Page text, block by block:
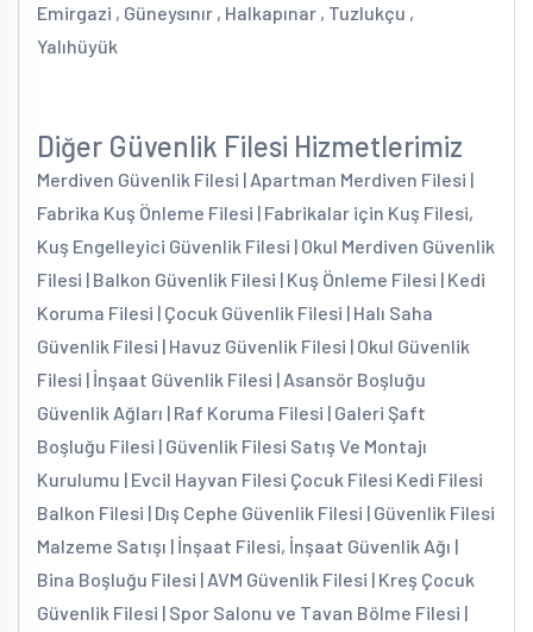
Emirgazi , Güneysınır , Halkapınar , Tuzlukçu ,
Yalıhüyük
Diğer Güvenlik Filesi Hizmetlerimiz
Merdiven Güvenlik Filesi | Apartman Merdiven Filesi |
Fabrika Kuş Önleme Filesi | Fabrikalar için Kuş Filesi,
Kuş Engelleyici Güvenlik Filesi | Okul Merdiven Güvenlik
Filesi | Balkon Güvenlik Filesi | Kuş Önleme Filesi | Kedi
Koruma Filesi | Çocuk Güvenlik Filesi | Halı Saha
Güvenlik Filesi | Havuz Güvenlik Filesi | Okul Güvenlik
Filesi | İnşaat Güvenlik Filesi | Asansör Boşluğu
Güvenlik Ağları | Raf Koruma Filesi | Galeri Şaft
Boşluğu Filesi | Güvenlik Filesi Satış Ve Montajı
Kurulumu | Evcil Hayvan Filesi Çocuk Filesi Kedi Filesi
Balkon Filesi | Dış Cephe Güvenlik Filesi | Güvenlik Filesi
Malzeme Satışı | İnşaat Filesi, İnşaat Güvenlik Ağı |
Bina Boşluğu Filesi | AVM Güvenlik Filesi | Kreş Çocuk
Güvenlik Filesi | Spor Salonu ve Tavan Bölme Filesi |